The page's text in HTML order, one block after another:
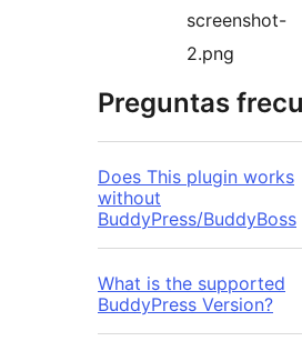
screenshot-
2.png
Preguntas
Does This plugin works
without
BuddyPress/BuddyBoss
What is the supported
BuddyPress Version?